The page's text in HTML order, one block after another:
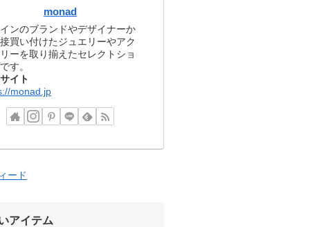
monad
ンのブランドやデザイナーか
買い付けたジュエリーやアク
ーを取り揃えたセレクトショ
す。
イト
monad.jp
ード
アイテム